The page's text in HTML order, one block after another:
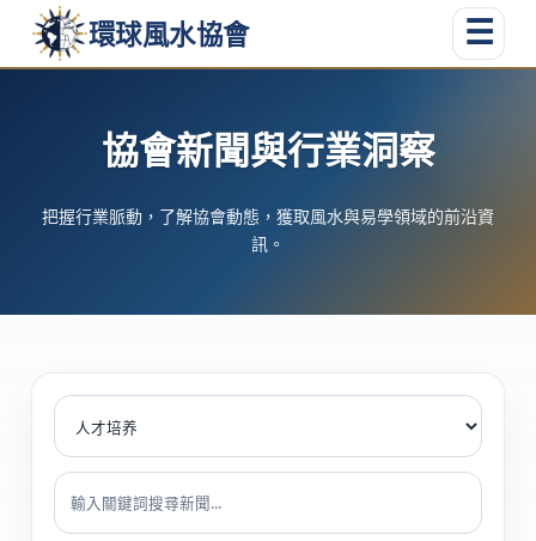
環球風水協會 ☰
協會新聞與行業洞察
把握行業脈動，了解協會動態，獲取風水與易學領域的前沿資
訊。
新聞篩選器
新聞分類
關鍵詞搜尋